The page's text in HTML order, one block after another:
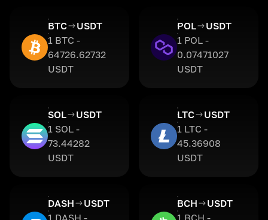
BTC
USDT
1 BTC -
64726.62732
USDT
POL
USDT
1 POL -
0.07471027
USDT
SOL
USDT
1 SOL -
73.44282
USDT
LTC
USDT
1 LTC -
45.36908
USDT
DASH
USDT
1 DASH -
BCH
USDT
1 BCH -